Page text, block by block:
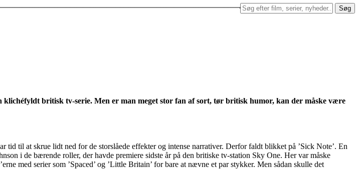
Søg
britisk tv-serie. Men er man meget stor fan af sort, tør britisk humor, kan der måske være
tid til at skrue lidt ned for de storslåede effekter og intense narrativer. Derfor faldt blikket på ’Sick Note’. En
i de bærende roller, der havde premiere sidste år på den britiske tv-station Sky One. Her var måske
med serier som ’Spaced’ og ’Little Britain’ for bare at nævne et par stykker. Men sådan skulle det